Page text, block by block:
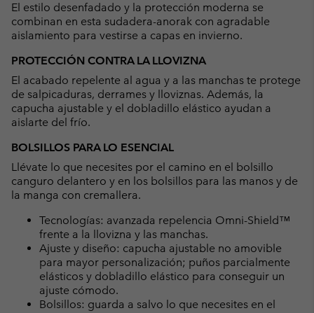
El estilo desenfadado y la protección moderna se
combinan en esta sudadera-anorak con agradable
aislamiento para vestirse a capas en invierno.
PROTECCIÓN CONTRA LA LLOVIZNA
El acabado repelente al agua y a las manchas te protege
de salpicaduras, derrames y lloviznas. Además, la
capucha ajustable y el dobladillo elástico ayudan a
aislarte del frío.
BOLSILLOS PARA LO ESENCIAL
Llévate lo que necesites por el camino en el bolsillo
canguro delantero y en los bolsillos para las manos y de
la manga con cremallera.
Tecnologías: avanzada repelencia Omni-Shield™
frente a la llovizna y las manchas.
Ajuste y diseño: capucha ajustable no amovible
para mayor personalización; puños parcialmente
elásticos y dobladillo elástico para conseguir un
ajuste cómodo.
Bolsillos: guarda a salvo lo que necesites en el